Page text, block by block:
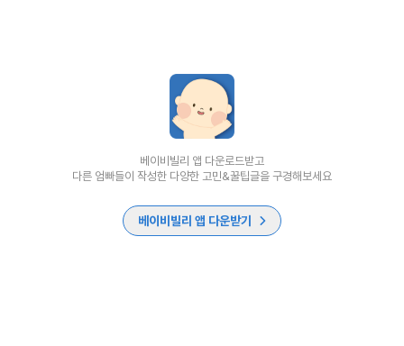
베이비빌리 앱 다운로드받고
다른 엄빠들이 작성한 다양한 고민&꿀팁글을 구경해보세요
베이비빌리 앱 다운받기